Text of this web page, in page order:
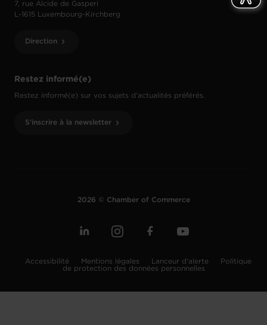
Restez informé(e)
Restez informé(e) sur vos sujets d’actualités préférés.
S'inscrire à la newsletter
7, rue Alcide de Gasperi
L-1615 Luxembourg-Kirchberg
Direction
2026 © Chamber of Commerce
Accessibilité Mentions légales Lanceur d'alerte
Politique
de protection des données personnelles